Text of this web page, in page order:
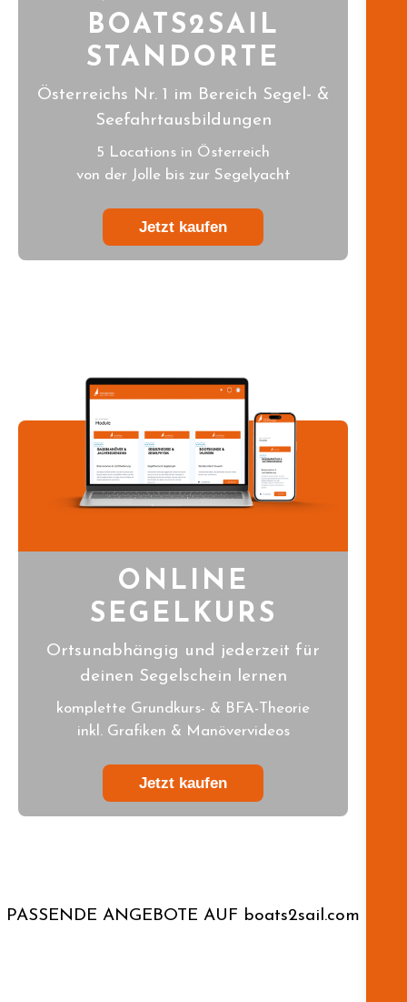
BOATS2SAIL
STANDORTE
Österreichs Nr. 1 im Bereich Segel- &
Seefahrtausbildungen
5 Locations in Österreich
von der Jolle bis zur Segelyacht
Jetzt kaufen
ONLINE
SEGELKURS
Ortsunabhängig und jederzeit für
deinen Segelschein lernen
komplette Grundkurs- & BFA-Theorie
inkl. Grafiken & Manövervideos
Jetzt kaufen
PASSENDE ANGEBOTE AUF boats2sail.com